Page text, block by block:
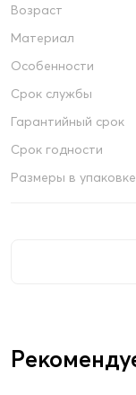
Возраст
Материал
Особенности
Срок службы
Гарантийный срок
Срок годности
Размеры в